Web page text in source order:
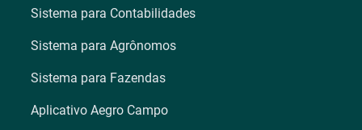
Sistema para Contabilidades
Sistema para Agrônomos
Sistema para Fazendas
Aplicativo Aegro Campo